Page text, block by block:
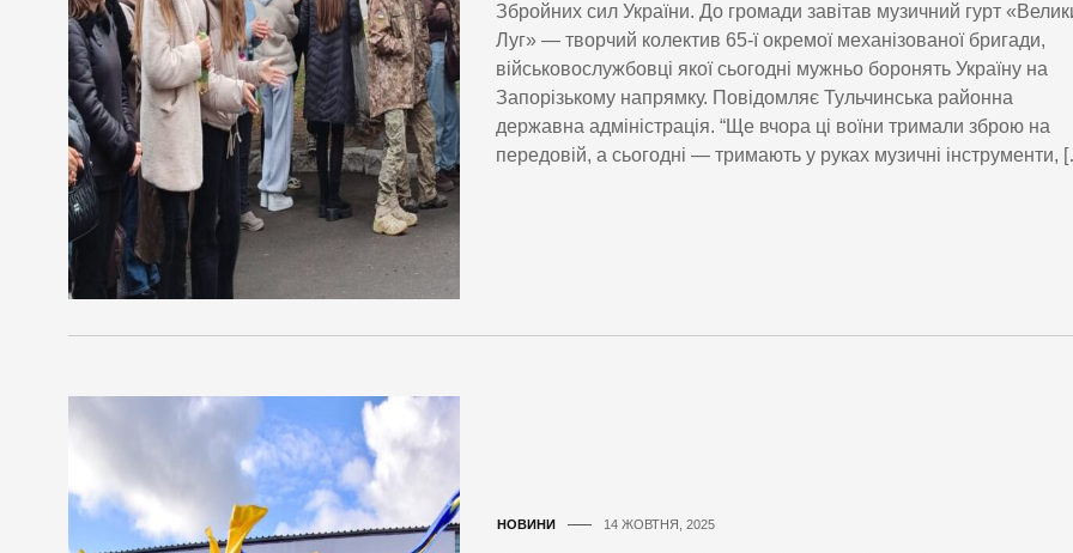
Збройних сил України. До громади завітав музичний гурт
Луг» — творчий колектив 65-ї окремої механізованої бригади,
військовослужбовці якої сьогодні мужньо боронять Україну на
Запорізькому напрямку. Повідомляє Тульчинська районна
державна адміністрація. “Ще вчора ці воїни тримали зброю на
передовій, а сьогодні — тримають у руках музичні інструменти,
НОВИНИ 14 ЖОВТНЯ, 2025